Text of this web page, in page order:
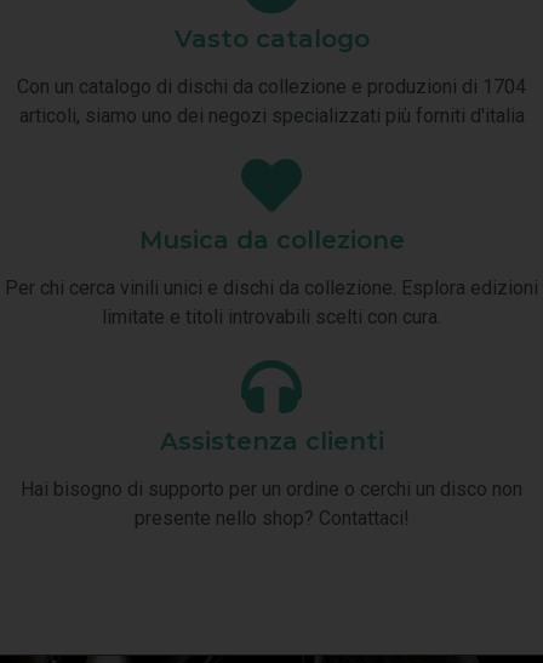
Vasto catalogo
Con un catalogo di dischi da collezione e produzioni di 1704
articoli, siamo uno dei negozi specializzati più forniti d'italia
Musica da collezione
Per chi cerca vinili unici e dischi da collezione. Esplora edizioni
limitate e titoli introvabili scelti con cura.
Assistenza clienti
Hai bisogno di supporto per un ordine o cerchi un disco non
presente nello shop? Contattaci!